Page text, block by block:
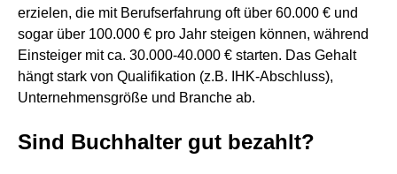
erzielen, die mit Berufserfahrung oft über 60.000 € und
sogar über 100.000 € pro Jahr steigen können, während
Einsteiger mit ca. 30.000-40.000 € starten. Das Gehalt
hängt stark von Qualifikation (z.B. IHK-Abschluss),
Unternehmensgröße und Branche ab.
Sind Buchhalter gut bezahlt?